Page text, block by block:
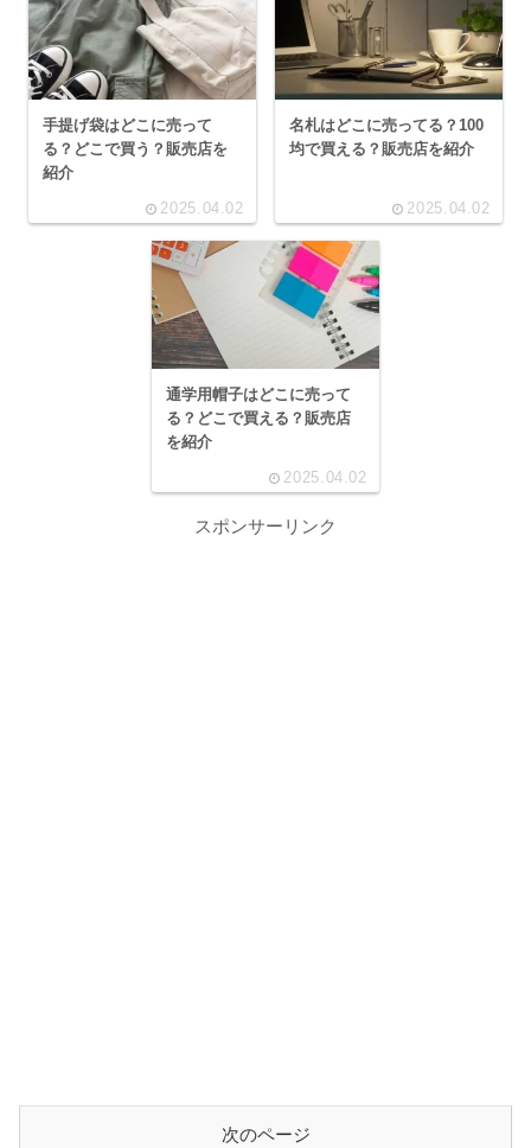
手提げ袋はどこに売って
る？どこで買う？販売店を
紹介
2025.04.02
名札はどこに売ってる？100
均で買える？販売店を紹介
2025.04.02
通学用帽子はどこに売って
る？どこで買える？販売店
を紹介
2025.04.02
スポンサーリンク
次のページ